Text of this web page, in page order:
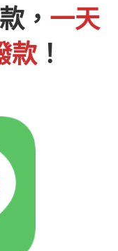
， 一天
款！